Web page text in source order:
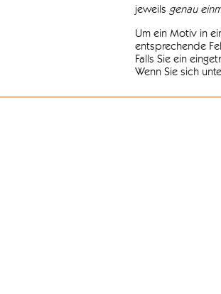
jeweils genau
Um ein Motiv in
entsprechende
Falls Sie ein
Wenn Sie sich